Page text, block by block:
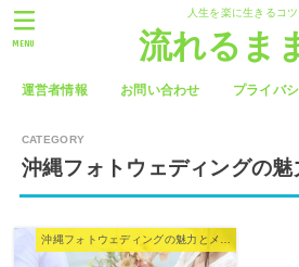
人生を楽に生きるコツ
流れるま
運営者情報 お問い合わせ プライバ
MENU
沖縄フォトウェディングの魅